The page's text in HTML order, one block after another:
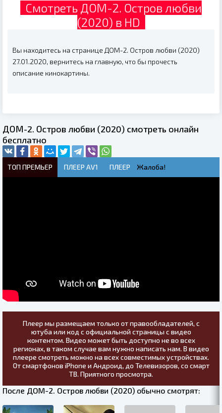
Смотреть ДОМ-2. Остров любви
(2020) в HD
Вы находитесь на странице ДОМ-2. Остров любви (2020)
27.01.2020, вернитесь на главную, что бы прочесть
описание кинокартины.
ДОМ-2. Остров любви (2020) смотреть онлайн
бесплатно
ТОП ПРЕМЬЕР ПЛЕЕР AV1 ПЛЕЕР Жалоба!
Плеер мы размещаем только от правообладателей, с
ютуба или код с официальной страницы с видео
контентом. Видео может быть доступно не во всех
регионах, в таком случае вам нужно написать нам. В видео
плеере смотреть можно на всех совместимых устройствах.
От смартфонов iPhone и Андроид, до Телевизоров, со смарт
ТВ. Приятного просмотра.
После ДОМ-2. Остров любви (2020) обычно смотрят: